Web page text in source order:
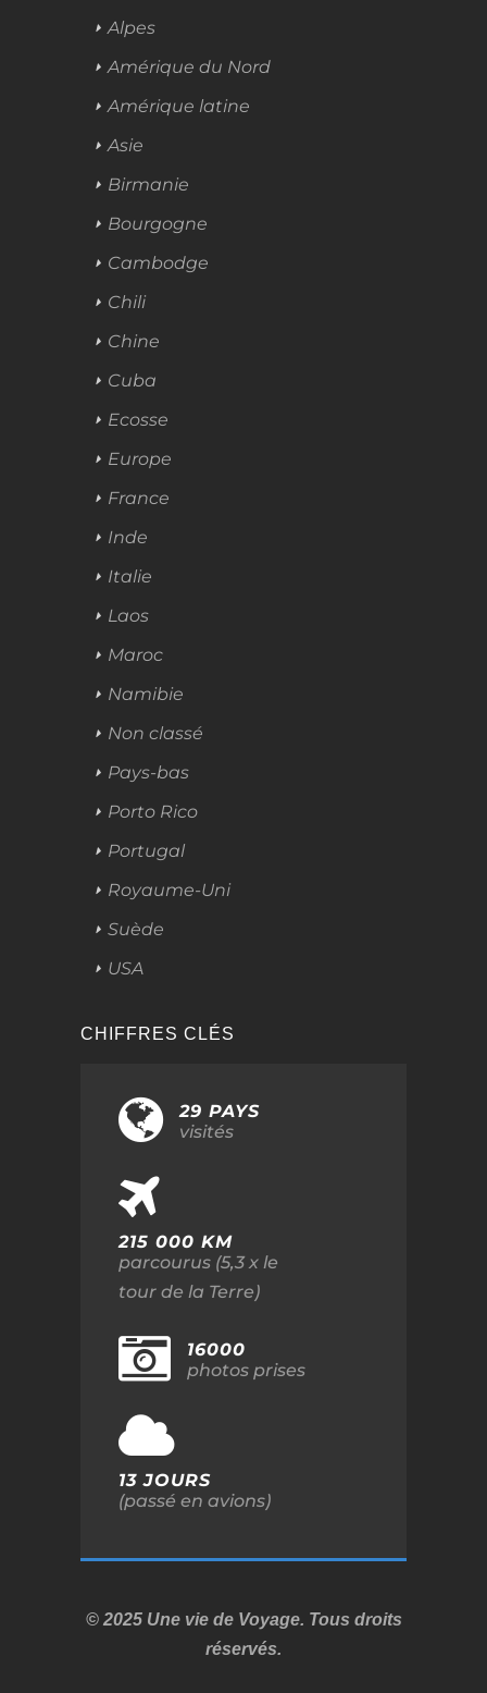
Alpes
Amérique du Nord
Amérique latine
Asie
Birmanie
Bourgogne
Cambodge
Chili
Chine
Cuba
Ecosse
Europe
France
Inde
Italie
Laos
Maroc
Namibie
Non classé
Pays-bas
Porto Rico
Portugal
Royaume-Uni
Suède
USA
CHIFFRES CLÉS
29 PAYS
visités
215 000 KM
parcourus (5,3 x le
tour de la Terre)
16000
photos prises
13 JOURS
(passé en avions)
© 2025 Une vie de Voyage. Tous droits
réservés.